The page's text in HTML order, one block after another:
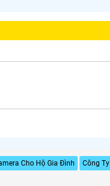
Cho Hộ Gia Đình Công